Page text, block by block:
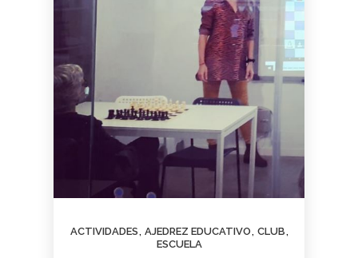
4
2026
29
2026
TORNEO
2
2026
ACTIVIDADES, AJEDREZ EDUCATIVO, CLUB,
ESCUELA